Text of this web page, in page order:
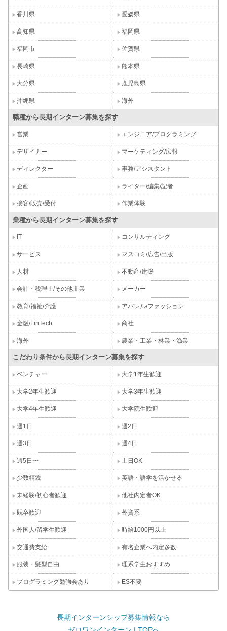
香川県 愛媛県
高知県 福岡県
福岡市 佐賀県
長崎県 熊本県
大分県 鹿児島県
沖縄県 海外
職種から長期インターン募集を探す
営業 エンジニア/プログラミング
デザイナー マーケティング/広報
ディレクター 事務/アシスタント
企画 ライター/編集/記者
接客/販売/受付 作業体験
業種から長期インターン募集を探す
IT コンサルティング
サービス マスコミ/広告/出版
人材 不動産/建築
会計・税理士/その他士業 メーカー
教育/福祉/介護 アパレル/ファッション
金融/FinTech 商社
海外 農業・工業・林業・漁業
こだわり条件から長期インターン募集を探す
ベンチャー 大学1年生歓迎
大学2年生歓迎 大学3年生歓迎
大学4年生歓迎 大学院生歓迎
週1日 週2日
週3日 週4日
週5日〜 土日OK
少数精鋭 英語・語学を活かせる
未経験/初心者歓迎 他社内定者OK
既卒歓迎 外資系
外国人/留学生歓迎 時給1000円以上
交通費支給 有名企業へ内定多数
服装・髪型自由 理系学生おすすめ
プログラミング勉強会あり ES不要
長期インターンシップ募集情報なら